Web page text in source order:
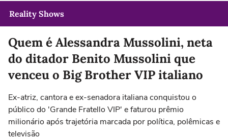
Reality Shows
Quem é Alessandra Mussolini, neta
do ditador Benito Mussolini que
venceu o Big Brother VIP italiano
Ex-atriz, cantora e ex-senadora italiana conquistou o
público do 'Grande Fratello VIP' e faturou prêmio
milionário após trajetória marcada por política, polêmicas e
televisão